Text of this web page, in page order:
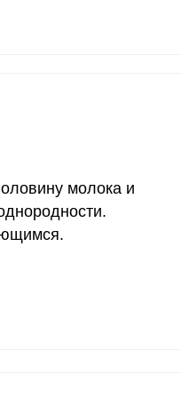
молока и